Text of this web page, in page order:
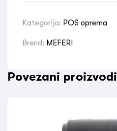
Kategorija: POS oprema
Brend: MEFERI
Povezani proizvodi